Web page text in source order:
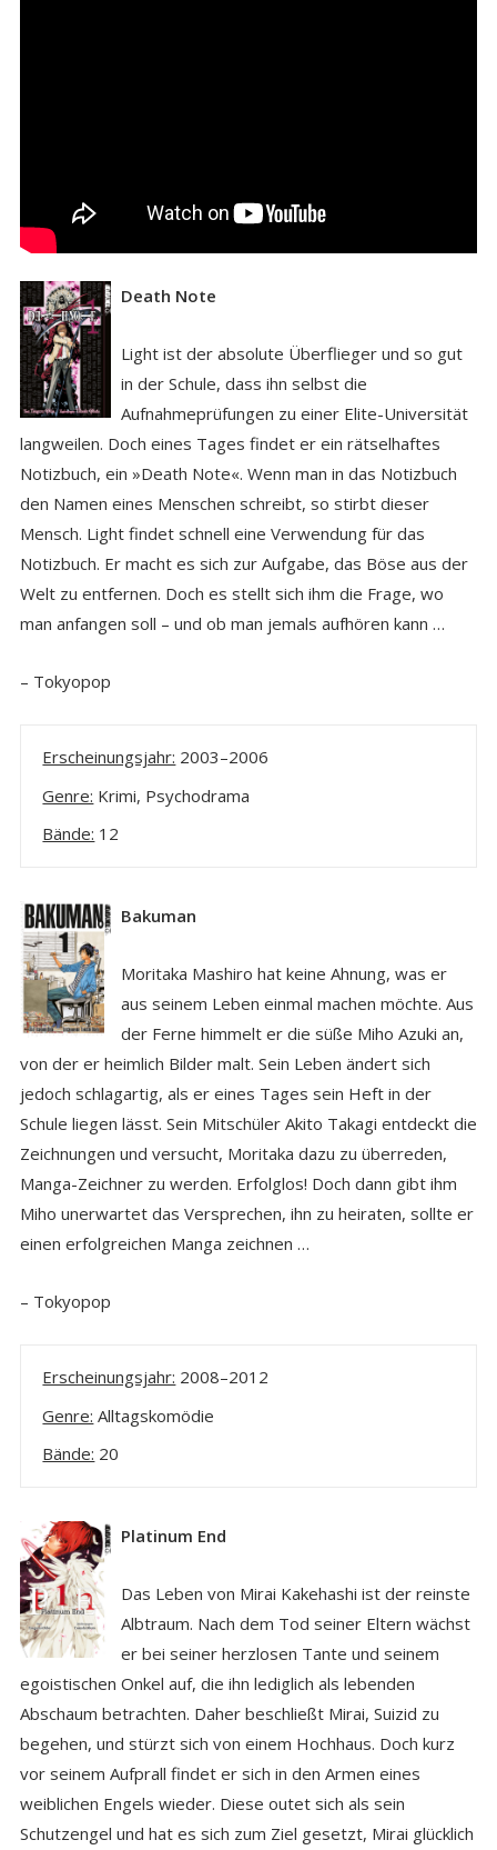
Death Note
Light ist der absolute Überflieger und so gut
in der Schule, dass ihn selbst die
Aufnahmeprüfungen zu einer Elite-Universität
langweilen. Doch eines Tages findet er ein rätselhaftes
Notizbuch, ein »Death Note«. Wenn man in das Notizbuch
den Namen eines Menschen schreibt, so stirbt dieser
Mensch. Light findet schnell eine Verwendung für das
Notizbuch. Er macht es sich zur Aufgabe, das Böse aus der
Welt zu entfernen. Doch es stellt sich ihm die Frage, wo
man anfangen soll – und ob man jemals aufhören kann …
– Tokyopop
Erscheinungsjahr: 2003–2006
Genre: Krimi, Psychodrama
Bände: 12
Bakuman
Moritaka Mashiro hat keine Ahnung, was er
aus seinem Leben einmal machen möchte. Aus
der Ferne himmelt er die süße Miho Azuki an,
von der er heimlich Bilder malt. Sein Leben ändert sich
jedoch schlagartig, als er eines Tages sein Heft in der
Schule liegen lässt. Sein Mitschüler Akito Takagi entdeckt die
Zeichnungen und versucht, Moritaka dazu zu überreden,
Manga-Zeichner zu werden. Erfolglos! Doch dann gibt ihm
Miho unerwartet das Versprechen, ihn zu heiraten, sollte er
einen erfolgreichen Manga zeichnen …
– Tokyopop
Erscheinungsjahr: 2008–2012
Genre: Alltagskomödie
Bände: 20
Platinum End
Das Leben von Mirai Kakehashi ist der reinste
Albtraum. Nach dem Tod seiner Eltern wächst
er bei seiner herzlosen Tante und seinem
egoistischen Onkel auf, die ihn lediglich als lebenden
Abschaum betrachten. Daher beschließt Mirai, Suizid zu
begehen, und stürzt sich von einem Hochhaus. Doch kurz
vor seinem Aufprall findet er sich in den Armen eines
weiblichen Engels wieder. Diese outet sich als sein
Schutzengel und hat es sich zum Ziel gesetzt, Mirai glücklich